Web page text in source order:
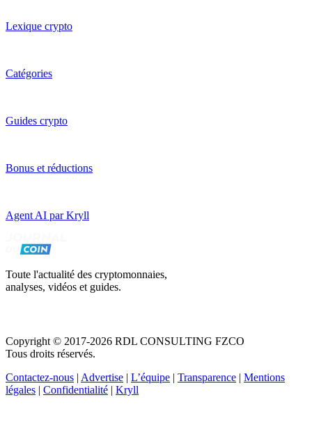
Lexique crypto
Catégories
Guides crypto
Bonus et réductions
Agent AI par Kryll
Toute l'actualité des cryptomonnaies,
analyses, vidéos et guides.
Copyright © 2017-2026 RDL CONSULTING FZCO
Tous droits réservés.
Contactez-nous | Advertise | L’équipe | Transparence | Mentions
légales | Confidentialité | Kryll